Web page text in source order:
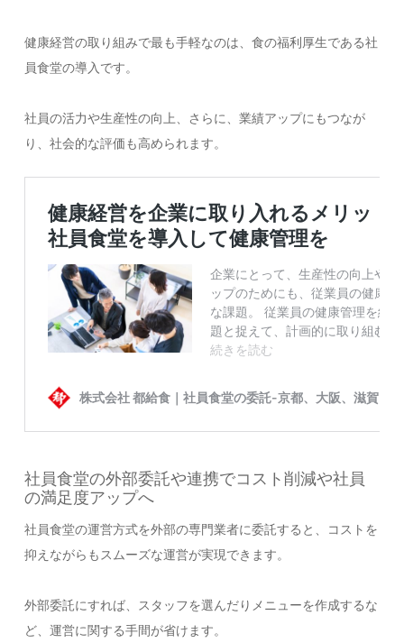
健康経営の取り組みで最も手軽なのは、食の福利厚生である社
員食堂の導入です。
社員の活力や生産性の向上、さらに、業績アップにもつなが
り、社会的な評価も高められます。
社員食堂の外部委託や連携でコスト削減や社員
の満足度アップへ
社員食堂の運営方式を外部の専門業者に委託すると、コストを
抑えながらもスムーズな運営が実現できます。
外部委託にすれば、スタッフを選んだりメニューを作成するな
ど、運営に関する手間が省けます。